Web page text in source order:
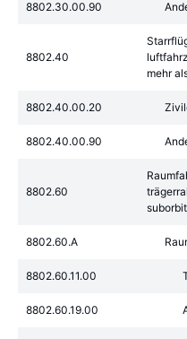
8802.30.00.90
8802.40
mehr
8802.40.00.20
8802.40.00.90
8802.60
8802.60.A
8802.60.11.00
8802.60.19.00